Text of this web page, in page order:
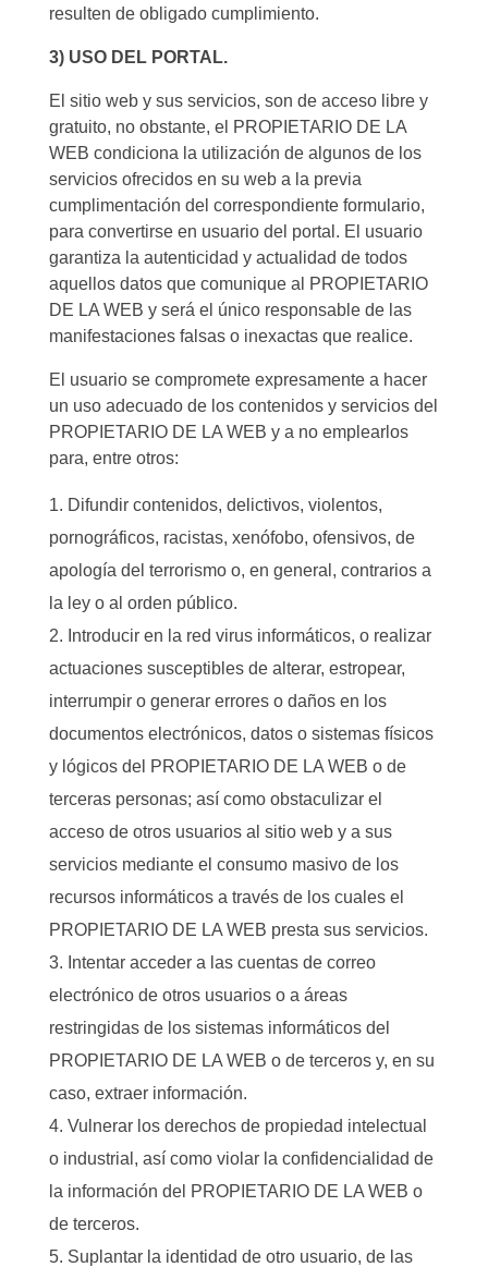
resulten de obligado cumplimiento.
3) USO DEL PORTAL.
El sitio web y sus servicios, son de acceso libre y
gratuito, no obstante, el PROPIETARIO DE LA
WEB condiciona la utilización de algunos de los
servicios ofrecidos en su web a la previa
cumplimentación del correspondiente formulario,
para convertirse en usuario del portal. El usuario
garantiza la autenticidad y actualidad de todos
aquellos datos que comunique al PROPIETARIO
DE LA WEB y será el único responsable de las
manifestaciones falsas o inexactas que realice.
El usuario se compromete expresamente a hacer
un uso adecuado de los contenidos y servicios del
PROPIETARIO DE LA WEB y a no emplearlos
para, entre otros:
Difundir contenidos, delictivos, violentos,
pornográficos, racistas, xenófobo, ofensivos, de
apología del terrorismo o, en general, contrarios a
la ley o al orden público.
Introducir en la red virus informáticos, o realizar
actuaciones susceptibles de alterar, estropear,
interrumpir o generar errores o daños en los
documentos electrónicos, datos o sistemas físicos
y lógicos del PROPIETARIO DE LA WEB o de
terceras personas; así como obstaculizar el
acceso de otros usuarios al sitio web y a sus
servicios mediante el consumo masivo de los
recursos informáticos a través de los cuales el
PROPIETARIO DE LA WEB presta sus servicios.
Intentar acceder a las cuentas de correo
electrónico de otros usuarios o a áreas
restringidas de los sistemas informáticos del
PROPIETARIO DE LA WEB o de terceros y, en su
caso, extraer información.
Vulnerar los derechos de propiedad intelectual
o industrial, así como violar la confidencialidad de
la información del PROPIETARIO DE LA WEB o
de terceros.
Suplantar la identidad de otro usuario, de las